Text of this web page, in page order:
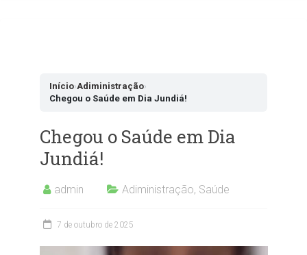
Início›Adiministração›
Chegou o Saúde em Dia Jundiá!
Chegou o Saúde em Dia
Jundiá!
admin Adiministração, Saúde
7 de outubro de 2025